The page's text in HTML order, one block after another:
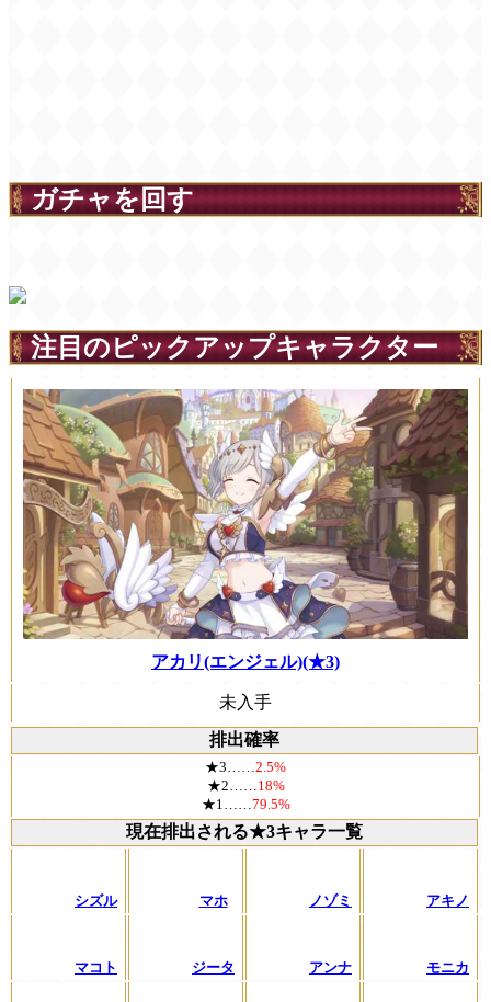
ガチャを回す
注目のピックアップキャラクター
アカリ(エンジェル)(★3)
未入手
排出確率
★3…… 2.5%
★2……
18%
★1…… 79.5%
現在排出される★3キャラ一覧
シズル マホ ノゾミ アキノ
マコト ジータ アンナ モニカ